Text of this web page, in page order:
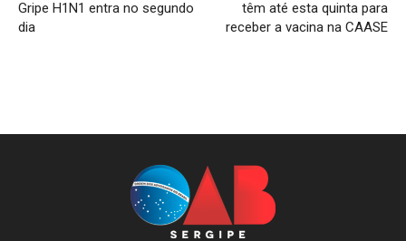
Gripe H1N1 entra no segundo
dia
têm até esta quinta para
receber a vacina na CAASE